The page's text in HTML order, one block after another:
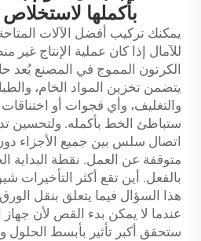
بأكملها لاستخلاص
يمكنك تركيب أفضل الآلات
للآمال إذا كان عملية الإنتاج غير
الكرتون المموج في المصنع يُعد
يتضمن تخزين المواد الخام،
والتغليف، وأي فجوات أو
ستباطئ الخط بأكمله. ولتحسين
اتصال سلس بين جميع الأجزاء
متوقفة عن العمل. نقطة البداية
بالفعل. أين تقع أكثر التأخيرات
هذا السؤال فيما يتعلق بنقل
عندما لا يمكن بدء القص لأن جهاز
ستحقق أكبر تأثير بأبسط الحلول